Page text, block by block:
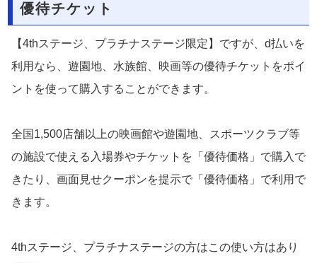
優待チケット
【4thステージ、プラチナステージ限定】ですが、d払いを
利用なら、遊園地、水族館、映画等の優待チケットをポイ
ントを使って購入することができます。
全国1,500店舗以上の映画館や遊園地、スポーツクラブ等
の施設で使える入場券やチケットを「優待価格」で購入で
きたり、画面見せクーポンを提示で「優待価格」で利用で
きます。
4thステージ、プラチナステージの方はこの使い方はあり